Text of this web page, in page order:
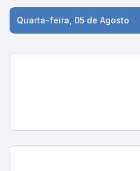
Quarta-feira, 05 de Agosto